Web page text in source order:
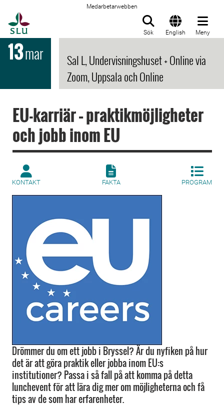
Medarbetarwebben
Sök English Meny
13mar
Sal L, Undervisningshuset + Online via
Zoom, Uppsala och Online
EU-karriär – praktikmöjligheter
och jobb inom EU
KONTAKT FAKTA PROGRAM
Drömmer du om ett jobb i Bryssel? Är du nyfiken på hur
det är att göra praktik eller jobba inom EU:s
institutioner? Passa i så fall på att komma på detta
lunchevent för att lära dig mer om möjligheterna och få
tips av de som har erfarenheter.